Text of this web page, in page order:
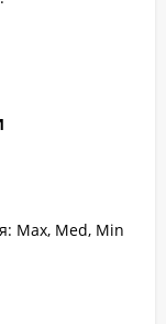
Max, Med, Min